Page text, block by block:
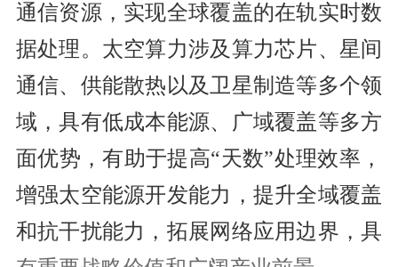
通信资源，实现全球覆盖的在轨实时数
据处理。太空算力涉及算力芯片、星间
通信、供能散热以及卫星制造等多个领
域，具有低成本能源、广域覆盖等多方
面优势，有助于提高“天数”处理效率，
增强太空能源开发能力，提升全域覆盖
和抗干扰能力，拓展网络应用边界，具